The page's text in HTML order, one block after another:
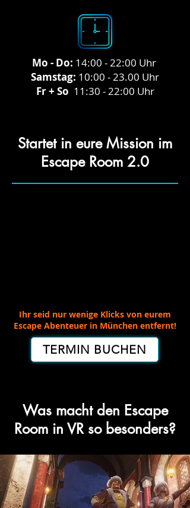
Mo - Do: 14:00 - 22:00 Uhr
Samstag: 10:00 - 23.00 Uhr
Fr + So 11:30 - 22:00 Uhr
Startet in eure Mission im
Escape Room 2.0
Ihr seid nur wenige Klicks von eurem
Escape Abenteuer in München entfernt!
TERMIN BUCHEN
Was macht den Escape
Room in VR so besonders?